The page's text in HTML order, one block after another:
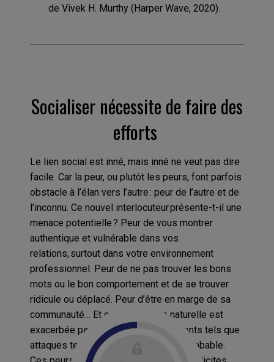
de Vivek H. Murthy (Harper Wave, 2020).
Socialiser nécessite de faire des
efforts
Le lien social est inné, mais inné ne veut pas dire
facile. Car la peur, ou plutôt les peurs, font parfois
obstacle à l’élan vers l’autre : peur de l’autre et de
l’inconnu. Ce nouvel interlocuteur présente-t-il une
menace potentielle ? Peur de vous montrer
authentique et vulnérable dans vos
relations, surtout dans votre environnement
professionnel. Peur de ne pas trouver les bons
mots ou le bon comportement et de se trouver
ridicule ou déplacé. Peur d’être en marge de sa
communauté… Et cette méfiance naturelle est
exacerbée par des évènements violents tels que
attaques terroristes ou pandémie improbable.